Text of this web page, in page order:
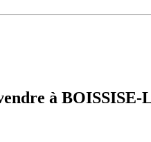
à BOISSISE-